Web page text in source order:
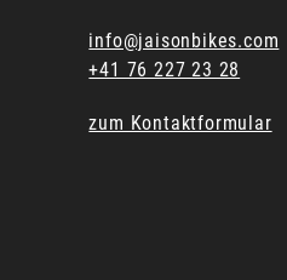
info@jaisonbikes.com
+41 76 227 23 28
zum Kontaktformular